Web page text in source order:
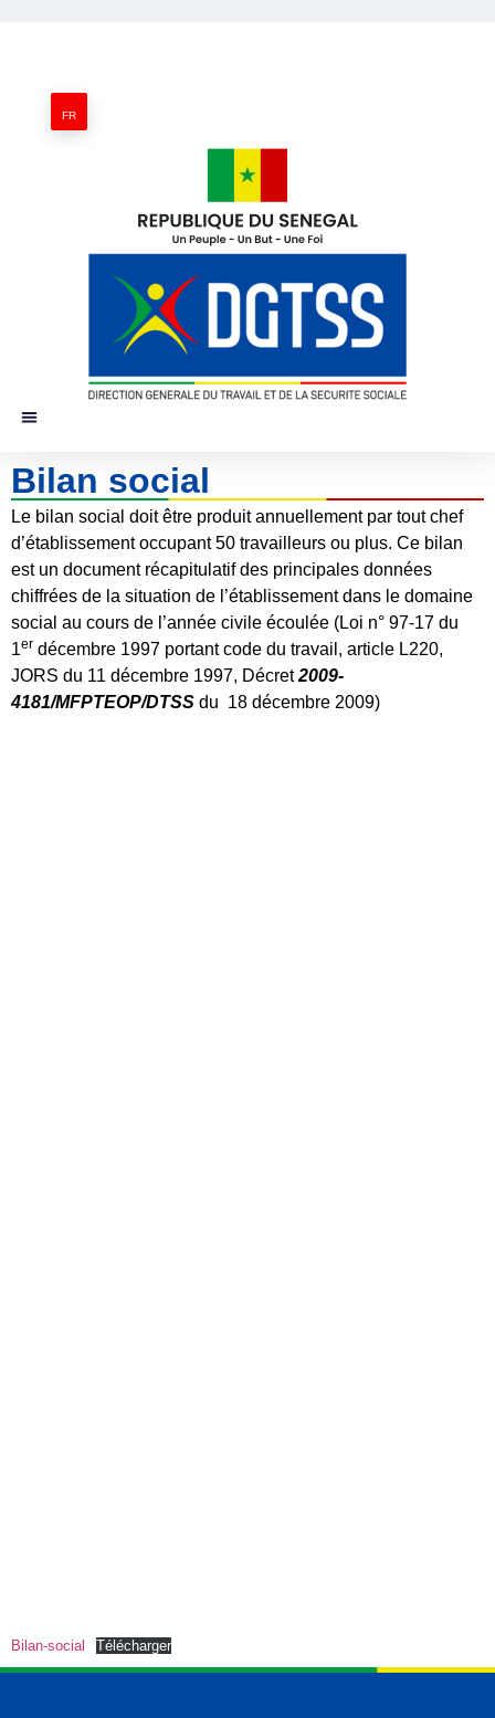
FR
Bilan social
Le bilan social doit être produit annuellement par tout chef
d’établissement occupant 50 travailleurs ou plus. Ce bilan
est un document récapitulatif des principales données
chiffrées de la situation de l’établissement dans le domaine
social au cours de l’année civile écoulée (Loi n° 97-17 du
1er décembre 1997 portant code du travail, article L220,
JORS du 11 décembre 1997, Décret2009-
4181/MFPTEOP/DTSS du 18 décembre 2009)
Bilan-social Télécharger